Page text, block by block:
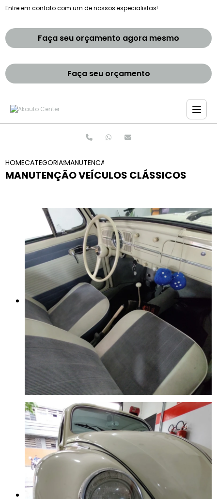
Entre em contato com um de nossos especialistas!
Faça seu orçamento agora mesmo
Faça seu orçamento
HOMECATEGORIASMANUTENCAO VEICULOS CLASSICOS
MANUTENÇÃO VEÍCULOS CLÁSSICOS